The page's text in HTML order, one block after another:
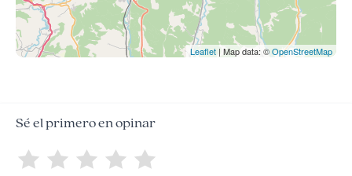
Leaflet | Map data: ©OpenStreetMap
Sé el primero en opinar